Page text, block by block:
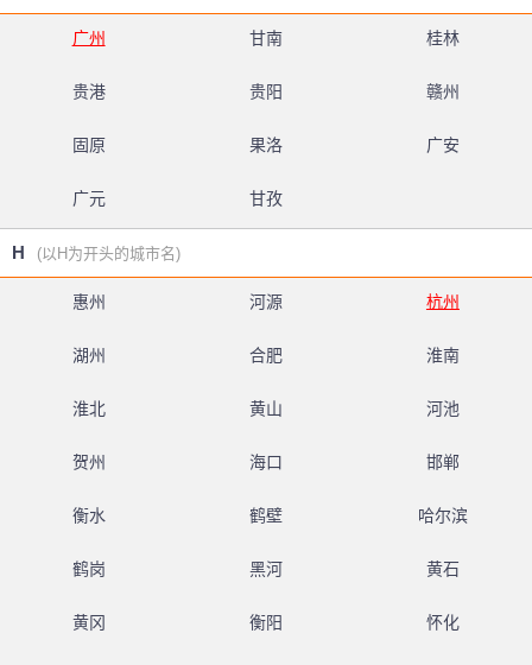
广州 甘南 桂林
贵港 贵阳 赣州
固原 果洛 广安
广元 甘孜
H (以H为开头的城市名)
惠州 河源 杭州
湖州 合肥 淮南
淮北 黄山 河池
贺州 海口 邯郸
衡水 鹤壁 哈尔滨
鹤岗 黑河 黄石
黄冈 衡阳 怀化